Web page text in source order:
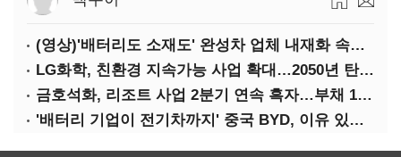
(영상)'배터리도 소재도' 완성차 업체 내재화 속도낸다
LG화학, 친환경 지속가능 사업 확대…2050년 탄소중립 달성
금호석화, 리조트 사업 2분기 연속 흑자…부채 170%↓
'배터리 기업이 전기차까지' 중국 BYD, 이유 있는 선전